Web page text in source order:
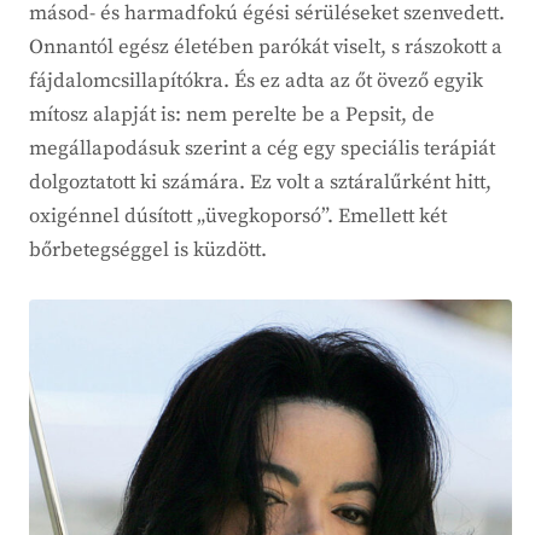
másod- és harmadfokú égési sérüléseket szenvedett.
Onnantól egész életében parókát viselt, s rászokott a
fájdalomcsillapítókra. És ez adta az őt övező egyik
mítosz alapját is: nem perelte be a Pepsit, de
megállapodásuk szerint a cég egy speciális terápiát
dolgoztatott ki számára. Ez volt a sztáralűrként hitt,
oxigénnel dúsított „üvegkoporsó”. Emellett két
bőrbetegséggel is küzdött.